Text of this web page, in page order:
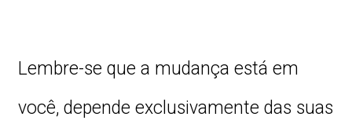
Lembre-se que a mudança está em
você, depende exclusivamente das suas